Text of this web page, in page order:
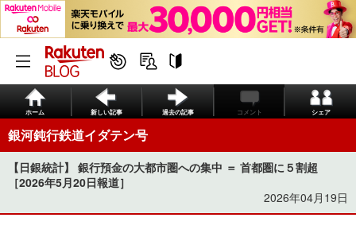
ホーム 新しい記事 過去の記事 コメント シェア
銀河鈍行鉄道イダテン号
【日銀統計】 銀行預金の大都市圏への集中 ＝ 首都圏に５割超
［2026年5月20日報道］
2026年04月19日